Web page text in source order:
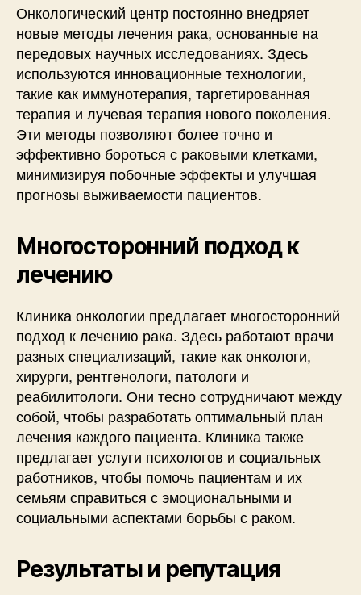
Онкологический центр постоянно внедряет
новые методы лечения рака, основанные на
передовых научных исследованиях. Здесь
используются инновационные технологии,
такие как иммунотерапия, таргетированная
терапия и лучевая терапия нового поколения.
Эти методы позволяют более точно и
эффективно бороться с раковыми клетками,
минимизируя побочные эффекты и улучшая
прогнозы выживаемости пациентов.
Многосторонний подход к
лечению
Клиника онкологии предлагает многосторонний
подход к лечению рака. Здесь работают врачи
разных специализаций, такие как онкологи,
хирурги, рентгенологи, патологи и
реабилитологи. Они тесно сотрудничают между
собой, чтобы разработать оптимальный план
лечения каждого пациента. Клиника также
предлагает услуги психологов и социальных
работников, чтобы помочь пациентам и их
семьям справиться с эмоциональными и
социальными аспектами борьбы с раком.
Результаты и репутация